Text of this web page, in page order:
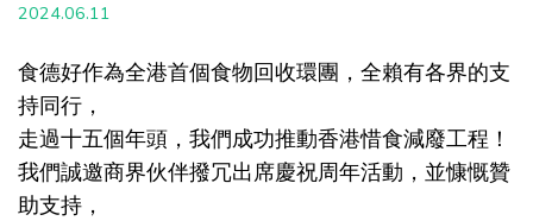
2024.06.11
食德好作為全港首個食物回收環團，全賴有各界的支
持同行，
走過十五個年頭，我們成功推動香港惜食減廢工程！
我們誠邀商界伙伴撥冗出席慶祝周年活動，並慷慨贊
助支持，